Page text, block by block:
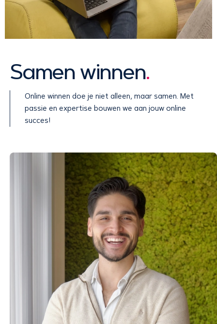
Samen winnen.
Online winnen doe je niet alleen, maar samen. Met
passie en expertise bouwen we aan jouw online
succes!